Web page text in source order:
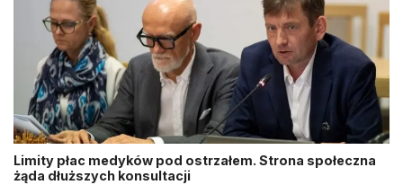
Limity płac medyków pod ostrzałem. Strona społeczna
żąda dłuższych konsultacji